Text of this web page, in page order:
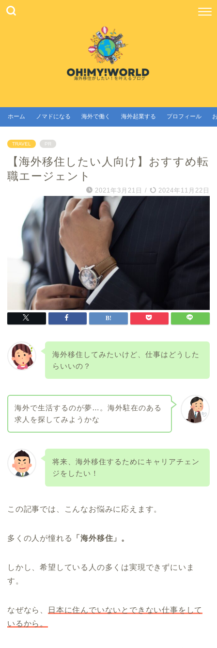
ホーム ノマドになる 海外で働く 海外起業する プロフィール
TRAVEL PR
【海外移住したい人向け】おすすめ転
職エージェント
2021年3月21日 / 2024年11月22日
海外移住してみたいけど、仕事はどうした
らいいの？
海外で生活するのが夢…。海外駐在のある
求人を探してみようかな
将来、海外移住するためにキャリアチェン
ジをしたい！
この記事では、こんなお悩みに応えます。
多くの人が憧れる 「海外移住」。
しかし、希望している人の多くは実現できずにいま
す。
なぜなら、
日本に住んでいないとできない仕事をして
いるから。